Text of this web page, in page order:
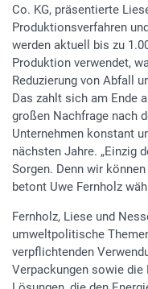
Co. KG, präsentierte
Produktionsverfahren
werden aktuell bis zu
Produktion verwendet,
Reduzierung von Abfall
Das zahlt sich am Ende
großen Nachfrage nach
Unternehmen konstant
nächsten Jahre. „Einzig
Sorgen. Denn wir
betont Uwe Fernholz
Fernholz, Liese und
umweltpolitische
verpflichtenden
Verpackungen sowie